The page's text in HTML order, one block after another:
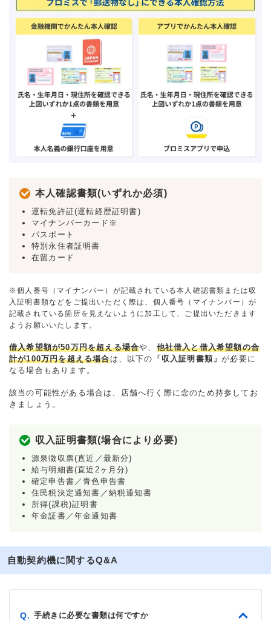
本人確認書類(いずれか必須)
運転免許証(運転経歴証明書)
マイナンバーカード※
パスポート
特別永住者証明書
在留カード
※個人番号（マイナンバー）が記載されている本人確認書類または収
入証明書類などをご提出いただく際は、個人番号（マイナンバー）が
記載されている箇所を見えないように加工して、ご提出いただきます
ようお願いいたします。
借入希望額が50万円を超える場合や、 他社借入と借入希望額の合
計が100万円を超える場合は、以下の 「収入証明書類」が必要に
なる場合もあります。
該当の可能性がある場合は、店舗へ行く際に念のため持参してお
きましょう。
収入証明書類(場合により必要)
源泉徴収票(直近／最新分)
給与明細書(直近2ヶ月分)
確定申告書／青色申告書
住民税決定通知書／納税通知書
所得(課税)証明書
年金証書／年金通知書
自動契約機に関するQ&A
Q. 手続きに必要な書類は何ですか